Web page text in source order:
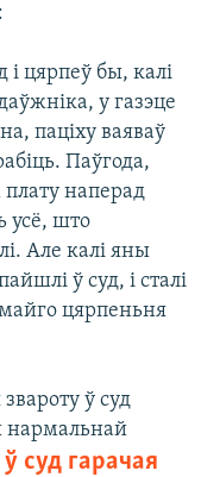
цярпеў бы, калі
у газэце
паціху ваяваў
Паўгода,
наперад
усё, што
Але калі яны
ў суд, і сталі
цярпеньня
ў суд
суд гарачая
нармальнай